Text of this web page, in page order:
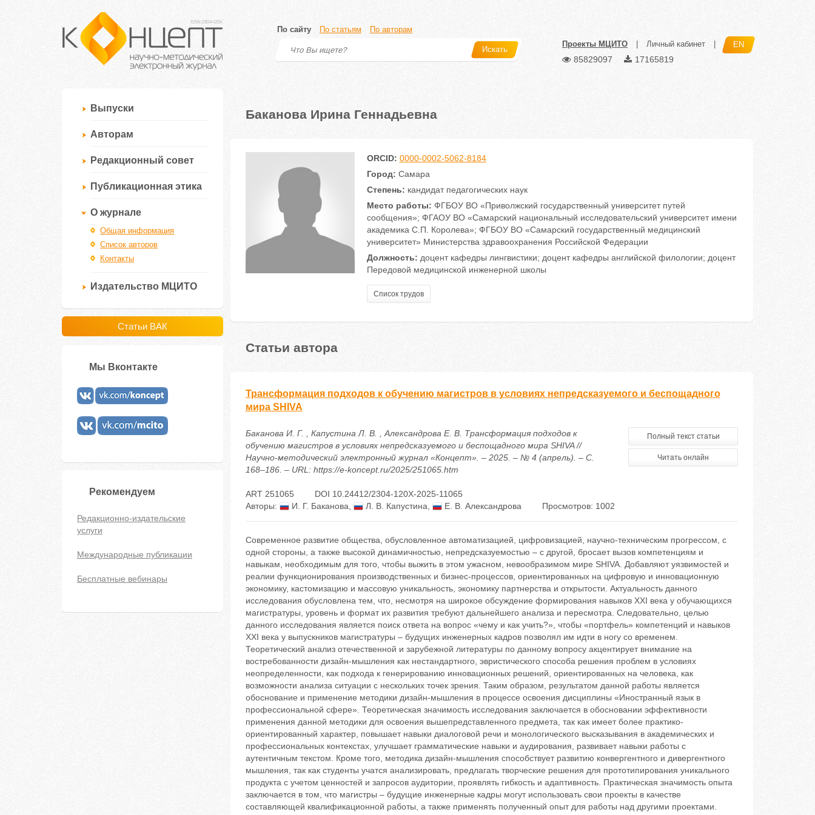
По сайту По статьям По авторам
Искать
Проекты МЦИТО Личный кабинет EN
85829097 17165819
Выпуски
Авторам
Редакционный совет
Публикационная этика
О журнале
Общая информация
Список авторов
Контакты
Издательство МЦИТО
Статьи ВАК
Мы Вконтакте
Рекомендуем
Редакционно-издательские
услуги
Международные публикации
Бесплатные вебинары
Баканова Ирина Геннадьевна
ORCID: 0000-0002-5062-8184
Город: Самара
Степень: кандидат педагогических наук
Место работы: ФГБОУ ВО «Приволжский государственный университет путей
сообщения»; ФГАОУ ВО «Самарский национальный исследовательский университет имени
академика С.П. Королева»; ФГБОУ ВО «Самарский государственный медицинский
университет» Министерства здравоохранения Российской Федерации
Должность: доцент кафедры лингвистики; доцент кафедры английской филологии; доцент
Передовой медицинской инженерной школы
Список трудов
Статьи автора
Трансформация подходов к обучению магистров в условиях непредсказуемого и беспощадного
мира SHIVA
Баканова И. Г. , Капустина Л. В. , Александрова Е. В. Трансформация подходов к
обучению магистров в условиях непредсказуемого и беспощадного мира SHIVA //
Научно-методический электронный журнал «Концепт». – 2025. – № 4 (апрель). – С.
168–186. – URL: https://e-koncept.ru/2025/251065.htm
Полный текст статьи
Читать онлайн
ART 251065
DOI 10.24412/2304-120X-2025-11065
Авторы:
И. Г. Баканова Л. В. Капустина Е. В. Александрова Просмотров: 1002
Современное развитие общества, обусловленное автоматизацией, цифровизацией, научно-техническим прогрессом, с
одной стороны, а также высокой динамичностью, непредсказуемостью – с другой, бросает вызов компетенциям и
навыкам, необходимым для того, чтобы выжить в этом ужасном, невообразимом мире SHIVA. Добавляют уязвимостей и
реалии функционирования производственных и бизнес-процессов, ориентированных на цифровую и инновационную
экономику, кастомизацию и массовую уникальность, экономику партнерства и открытости. Актуальность данного
исследования обусловлена тем, что, несмотря на широкое обсуждение формирования навыков XXI века у обучающихся
магистратуры, уровень и формат их развития требуют дальнейшего анализа и пересмотра. Следовательно, целью
данного исследования является поиск ответа на вопрос «чему и как учить?», чтобы «портфель» компетенций и навыков
XXI века у выпускников магистратуры – будущих инженерных кадров позволял им идти в ногу со временем.
Теоретический анализ отечественной и зарубежной литературы по данному вопросу акцентирует внимание на
востребованности дизайн-мышления как нестандартного, эвристического способа решения проблем в условиях
неопределенности, как подхода к генерированию инновационных решений, ориентированных на человека, как
возможности анализа ситуации с нескольких точек зрения. Таким образом, результатом данной работы является
обоснование и применение методики дизайн-мышления в процессе освоения дисциплины «Иностранный язык в
профессиональной сфере». Теоретическая значимость исследования заключается в обосновании эффективности
применения данной методики для освоения вышепредставленного предмета, так как имеет более практико-
ориентированный характер, повышает навыки диалоговой речи и монологического высказывания в академических и
профессиональных контекстах, улучшает грамматические навыки и аудирования, развивает навыки работы с
аутентичным текстом. Кроме того, методика дизайн-мышления способствует развитию конвергентного и дивергентного
мышления, так как студенты учатся анализировать, предлагать творческие решения для прототипирования уникального
продукта с учетом ценностей и запросов аудитории, проявлять гибкость и адаптивность. Практическая значимость опыта
заключается в том, что магистры – будущие инженерные кадры могут использовать свои проекты в качестве
составляющей квалификационной работы, а также применять полученный опыт для работы над другими проектами.